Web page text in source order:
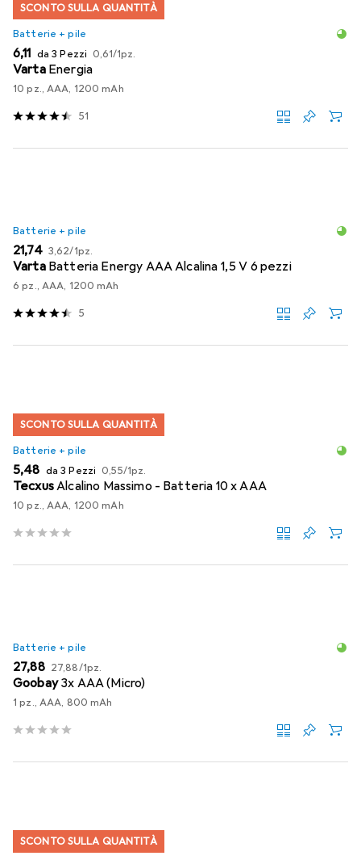
SCONTO SULLA QUANTITÀ
Batterie + pile
EUR
6,11 da 3 Pezzi EUR
0,61/1pz.
Varta Energia
10 pz., AAA, 1200 mAh
51
Batterie + pile
EUR
21,74 EUR
3,62/1pz.
Varta Batteria Energy AAA Alcalina 1,5 V 6 pezzi
6 pz., AAA, 1200 mAh
5
SCONTO SULLA QUANTITÀ
Batterie + pile
EUR
5,48 da 3 Pezzi EUR
0,55/1pz.
TecxusAlcalino Massimo - Batteria 10 x AAA
10 pz., AAA, 1200 mAh
Batterie + pile
EUR
27,88 EUR
27,88/1pz.
Goobay 3x AAA (Micro)
1 pz., AAA, 800 mAh
SCONTO SULLA QUANTITÀ